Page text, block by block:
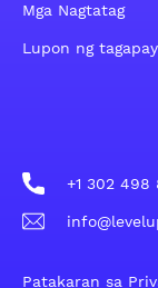
Mga Nagtatag
Lupon ng
+1 302 498
Patakaran sa